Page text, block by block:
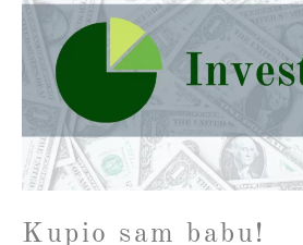
Kupio sam babu!